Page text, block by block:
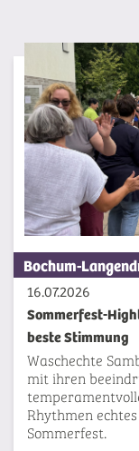
Bochum-
16.07.2026
Sommerfest-
beste Stimmung
Waschechte
mit ihren
Rhythmen
Sommerfest.